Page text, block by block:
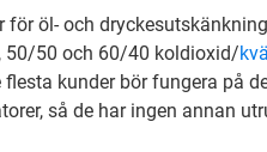
öl- och
50 och 60/40 koldioxid/
kunder bör fungera på
så de har ingen annan